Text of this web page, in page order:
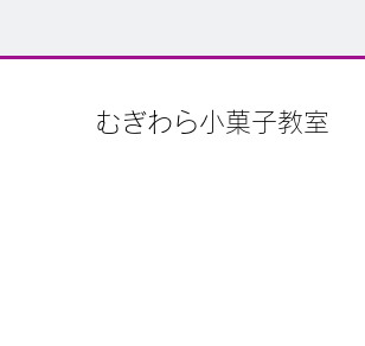
むぎわら小菓子教室